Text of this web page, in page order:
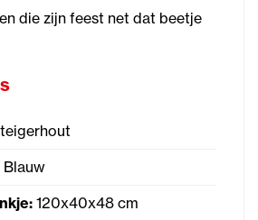
die zijn feest net dat beetje
Blauw
120x40x48 cm